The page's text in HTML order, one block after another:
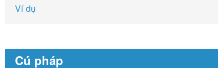
Ví dụ
Cú pháp